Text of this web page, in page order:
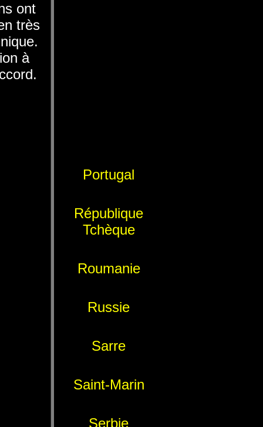
ont
très
à
Portugal
République
Tchèque
Roumanie
Russie
Sarre
Saint-Marin
Serbie